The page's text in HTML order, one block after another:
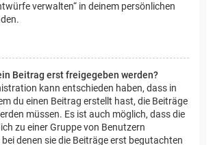
verwalten“ in deinem persönlichen
Beitrag erst freigegeben werden?
kann entschieden haben, dass in
du einen Beitrag erstellt hast, die Beiträge
müssen. Es ist auch möglich, dass die
zu einer Gruppe von Benutzern
denen sie die Beiträge erst begutachten